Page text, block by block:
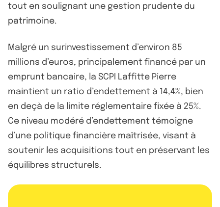
tout en soulignant une gestion prudente du
patrimoine.
Malgré un surinvestissement d’environ 85
millions d’euros, principalement financé par un
emprunt bancaire, la SCPI Laffitte Pierre
maintient un ratio d’endettement à 14,4%, bien
en deçà de la limite réglementaire fixée à 25%.
Ce niveau modéré d’endettement témoigne
d’une politique financière maîtrisée, visant à
soutenir les acquisitions tout en préservant les
équilibres structurels.